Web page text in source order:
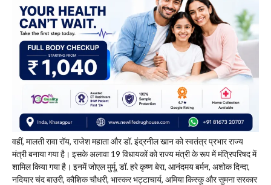
वहीं, मालती रावा रॉय, राजेश महाता और डॉ. इंद्रनील खान को स्वतंत्र प्रभार राज्य
मंत्री बनाया गया है। इसके अलावा 19 विधायकों को राज्य मंत्री के रूप में मंत्रिपरिषद में
शामिल किया गया है। इनमें जोएल मुर्मू, डॉ. हरे कृष्ण बेरा, आनंदमय बर्मन, अशोक दिन्दा,
नदियार चंद बाउरी, कौशिक चौधरी, भास्कर भट्टाचार्य, अमिया किस्कू और सुमना सरकार